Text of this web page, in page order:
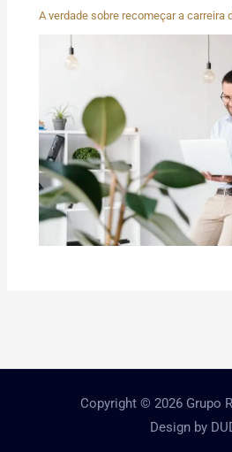
A verdade sobre recomeçar a carreira
Copyright © 2026 Grupo
Design by